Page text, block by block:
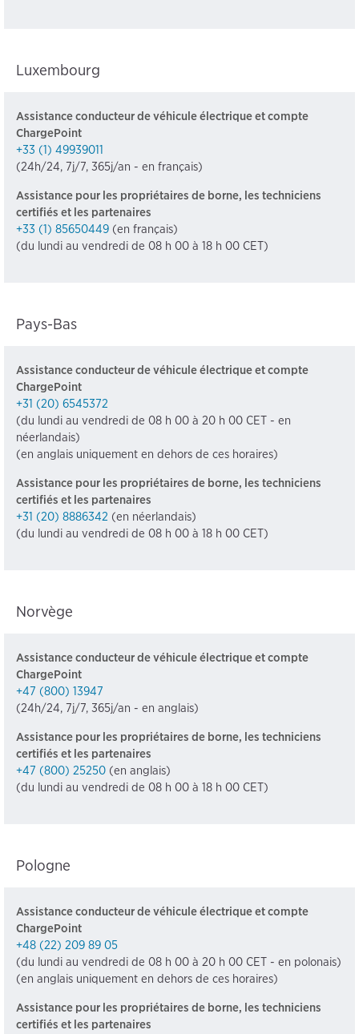
Luxembourg
Assistance conducteur de véhicule électrique et compte
ChargePoint
+33 (1) 49939011
(24h/24, 7j/7, 365j/an - en français)
Assistance pour les propriétaires de borne, les techniciens
certifiés et les partenaires
+33 (1) 85650449 (en français)
(du lundi au vendredi de 08 h 00 à 18 h 00 CET)
Pays-Bas
Assistance conducteur de véhicule électrique et compte
ChargePoint
+31 (20) 6545372
(du lundi au vendredi de 08 h 00 à 20 h 00 CET - en
néerlandais)
(en anglais uniquement en dehors de ces horaires)
Assistance pour les propriétaires de borne, les techniciens
certifiés et les partenaires
+31 (20) 8886342 (en néerlandais)
(du lundi au vendredi de 08 h 00 à 18 h 00 CET)
Norvège
Assistance conducteur de véhicule électrique et compte
ChargePoint
+47 (800) 13947
(24h/24, 7j/7, 365j/an - en anglais)
Assistance pour les propriétaires de borne, les techniciens
certifiés et les partenaires
+47 (800) 25250 (en anglais)
(du lundi au vendredi de 08 h 00 à 18 h 00 CET)
Pologne
Assistance conducteur de véhicule électrique et compte
ChargePoint
+48 (22) 209 89 05
(du lundi au vendredi de 08 h 00 à 20 h 00 CET - en polonais)
(en anglais uniquement en dehors de ces horaires)
Assistance pour les propriétaires de borne, les techniciens
certifiés et les partenaires